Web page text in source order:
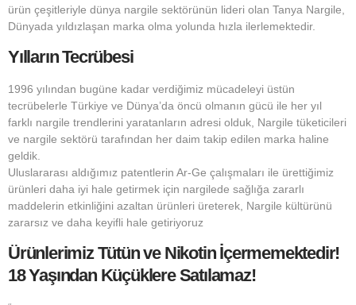
ürün çeşitleriyle dünya nargile sektörünün lideri olan Tanya Nargile,
Dünyada yıldızlaşan marka olma yolunda hızla ilerlemektedir.
Yılların Tecrübesi
1996 yılından bugüne kadar verdiğimiz mücadeleyi üstün
tecrübelerle Türkiye ve Dünya’da öncü olmanın gücü ile her yıl
farklı nargile trendlerini yaratanların adresi olduk, Nargile tüketicileri
ve nargile sektörü tarafından her daim takip edilen marka haline
geldik.
Uluslararası aldığımız patentlerin Ar-Ge çalışmaları ile ürettiğimiz
ürünleri daha iyi hale getirmek için nargilede sağlığa zararlı
maddelerin etkinliğini azaltan ürünleri üreterek, Nargile kültürünü
zararsız ve daha keyifli hale getiriyoruz
Ürünlerimiz Tütün ve Nikotin İçermemektedir!
18 Yaşından Küçüklere Satılamaz!